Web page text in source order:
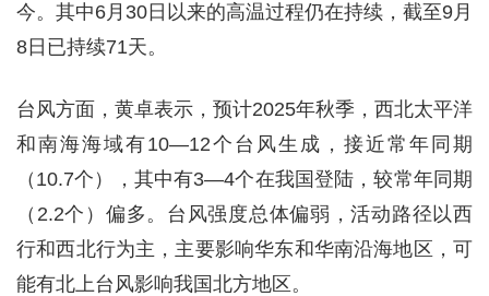
今。其中6月30日以来的高温过程仍在持续，截至9月
8日已持续71天。
台风方面，黄卓表示，预计2025年秋季，西北太平洋
和南海海域有10—12个台风生成，接近常年同期
（10.7个），其中有3—4个在我国登陆，较常年同期
（2.2个）偏多。台风强度总体偏弱，活动路径以西
行和西北行为主，主要影响华东和华南沿海地区，可
能有北上台风影响我国北方地区。